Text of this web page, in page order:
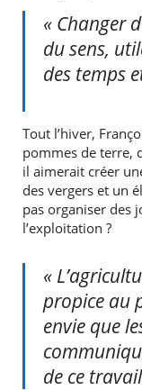
« Changer
du sens,
des temps
Tout l’hiver,
pommes de terre,
il aimerait créer
des vergers et un
pas organiser des
l’exploitation ?
«
propice au
envie que
de ce